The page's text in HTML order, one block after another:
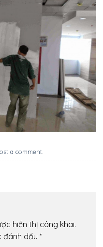
a comment
hiển thị công khai.
đánh dấu *